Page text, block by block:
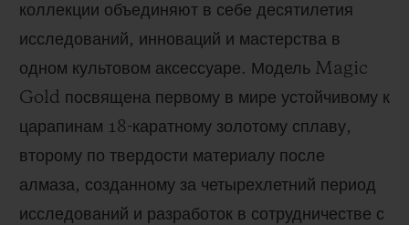
коллекции объединяют в себе десятилетия
исследований, инноваций и мастерства в
одном культовом аксессуаре. Модель Magic
Gold посвящена первому в мире устойчивому к
царапинам 18-каратному золотому сплаву,
второму по твердости материалу после
алмаза, созданному за четырехлетний период
исследований и разработок в сотрудничестве с